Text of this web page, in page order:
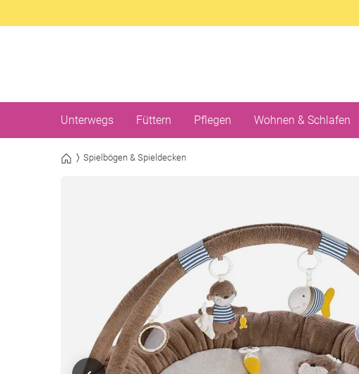
Unterwegs Füttern Pflegen Wohnen & Schlafen
Spielbögen & Spieldecken